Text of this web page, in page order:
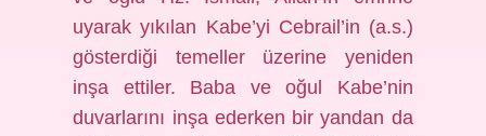
uyarak yıkılan Kabe’yi Cebrail’in (a.s.)
gösterdiği temeller üzerine yeniden
inşa ettiler. Baba ve oğul Kabe’nin
duvarlarını inşa ederken bir yandan da